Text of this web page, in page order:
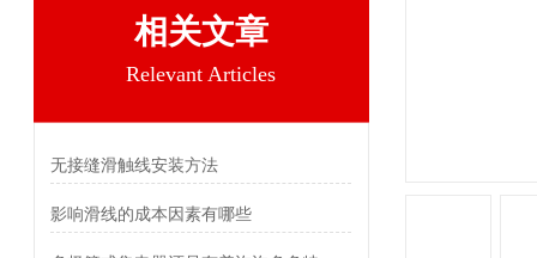
相关文章
Relevant Articles
无接缝滑触线安装方法
影响滑线的成本因素有哪些